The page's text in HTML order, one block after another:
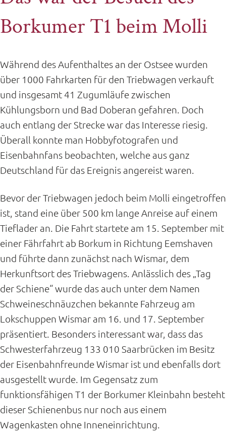
Borkumer T1 beim Molli
Während des Aufenthaltes an der Ostsee wurden
über 1000 Fahrkarten für den Triebwagen verkauft
und insgesamt 41 Zugumläufe zwischen
Kühlungsborn und Bad Doberan gefahren. Doch
auch entlang der Strecke war das Interesse riesig.
Überall konnte man Hobbyfotografen und
Eisenbahnfans beobachten, welche aus ganz
Deutschland für das Ereignis angereist waren.
Bevor der Triebwagen jedoch beim Molli eingetroffen
ist, stand eine über 500 km lange Anreise auf einem
Tieflader an. Die Fahrt startete am 15. September mit
einer Fährfahrt ab Borkum in Richtung Eemshaven
und führte dann zunächst nach Wismar, dem
Herkunftsort des Triebwagens. Anlässlich des „Tag
der Schiene“ wurde das auch unter dem Namen
Schweineschnäuzchen bekannte Fahrzeug am
Lokschuppen Wismar am 16. und 17. September
präsentiert. Besonders interessant war, dass das
Schwesterfahrzeug 133 010 Saarbrücken im Besitz
der Eisenbahnfreunde Wismar ist und ebenfalls dort
ausgestellt wurde. Im Gegensatz zum
funktionsfähigen T1 der Borkumer Kleinbahn besteht
dieser Schienenbus nur noch aus einem
Wagenkasten ohne Inneneinrichtung.